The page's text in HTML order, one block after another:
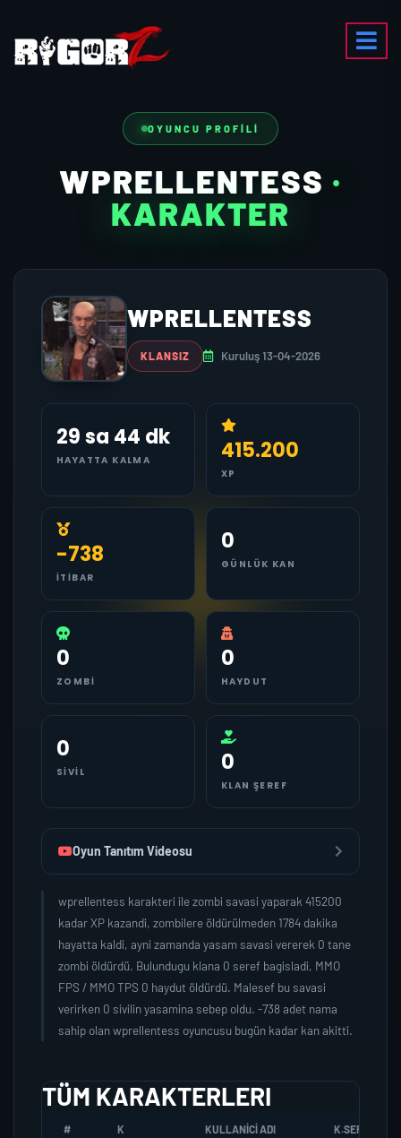
OYUNCU PROFILI
WPRELLENTESS ·
KARAKTER
WPRELLENTESS
KLANSIZ Kuruluş 13-04-2026
29 sa 44 dk
HAYATTA KALMA 415.200
XP
-738
İTIBAR
0
GÜNLÜK KAN
0
ZOMBI
0
HAYDUT
0
SIVIL 0
KLAN ŞEREF
Oyun Tanıtım Videosu
wprellentess karakteri ile zombi savasi yaparak 415200
kadar XP kazandi, zombilere öldürülmeden 1784 dakika
hayatta kaldi, ayni zamanda yasam savasi vererek 0 tane
zombi öldürdü. Bulundugu klana 0 seref bagisladi, MMO
FPS / MMO TPS 0 haydut öldürdü. Malesef bu savasi
verirken 0 sivilin yasamina sebep oldu. -738 adet nama
sahip olan wprellentess oyuncusu bugün kadar kan akitti.
TÜM KARAKTERLERI
# K KULLANICI ADI K.SEREFI